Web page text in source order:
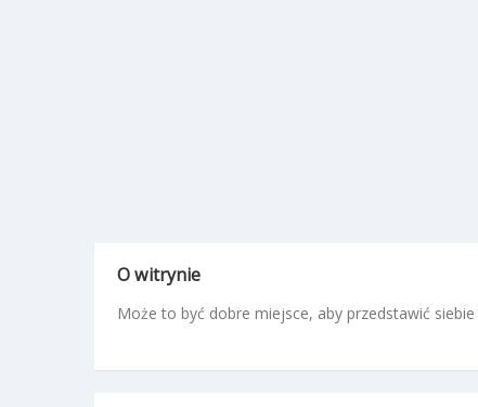
O witrynie
Może to być dobre miejsce, aby przedstawić